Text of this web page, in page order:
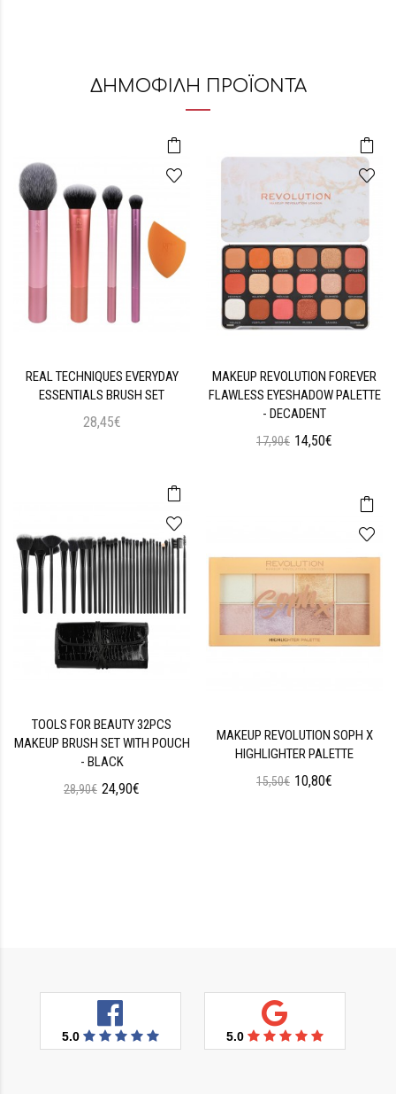
ΔΗΜΟΦΙΛΗ ΠΡΟΪΟΝΤΑ
REAL TECHNIQUES EVERYDAY
ESSENTIALS BRUSH SET
28,45€
TOOLS FOR BEAUTY 32PCS
MAKEUP BRUSH SET WITH POUCH
- BLACK
28,90€ 24,90€
MAKEUP REVOLUTION FOREVER
FLAWLESS EYESHADOW PALETTE
- DECADENT
17,90€ 14,50€
MAKEUP REVOLUTION SOPH X
HIGHLIGHTER PALETTE
15,50€ 10,80€
5.0 5.0